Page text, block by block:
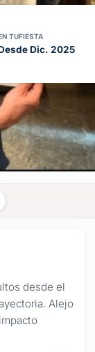
TUFIESTA
Dic. 2025
desde el
Alejo